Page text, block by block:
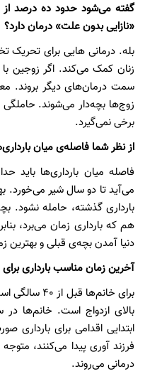
گفته می‌شود حدود ده درصد از
«نازایی بدون علت» درمان دارد؟
بله. درمانی هایی برای تحریک
زنان کمک می‌کند. اگر زوجین
سمت درمان‌های دیگر بروند.
زوج‌ها بچه‌دار می‌شوند. حاملگی
برخی نمی‌گیرد.
از نظر شما فاصله‌ی میان
فاصله میان بارداری‌ها باید
می‌آید تا دو سال شیر می‌خورد.
بارداری گذشته، حامله نشود.
هم که بارداری زمان می‌برد،
دنیا آمدن بچه‌ی قبلی و
آخرین زمان مناسب بارداری
برای
بالای ازدواج است. خانم‌ها
ابتدایی اقدامی برای بارداری
فرزند آوری پیدا می‌کنند،
درمانی می‌روند.